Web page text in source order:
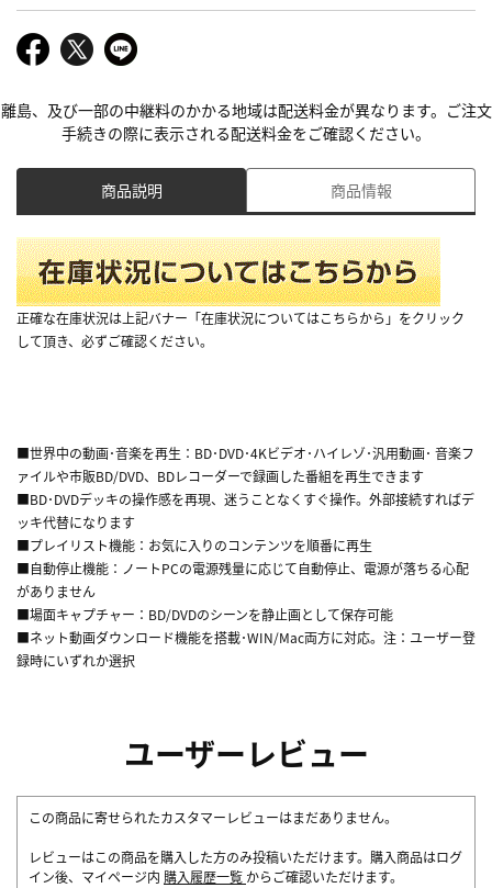
離島、及び一部の中継料のかかる地域は配送料金が異なります。ご注文
手続きの際に表示される配送料金をご確認ください。
商品説明 商品情報
正確な在庫状況は上記バナー「在庫状況についてはこちらから」をクリック
して頂き、必ずご確認ください。
■世界中の動画･音楽を再生：BD･DVD･4Kビデオ･ハイレゾ･汎用動画･ 音楽フ
ァイルや市販BD/DVD、BDレコーダーで録画した番組を再生できます
■BD･DVDデッキの操作感を再現、迷うことなくすぐ操作。外部接続すればデ
ッキ代替になります
■プレイリスト機能：お気に入りのコンテンツを順番に再生
■自動停止機能：ノートPCの電源残量に応じて自動停止、電源が落ちる心配
がありません
■場面キャプチャー：BD/DVDのシーンを静止画として保存可能
■ネット動画ダウンロード機能を搭載･WIN/Mac両方に対応。注：ユーザー登
録時にいずれか選択
ユーザーレビュー
この商品に寄せられたカスタマーレビューはまだありません。
レビューはこの商品を購入した方のみ投稿いただけます。購入商品はログ
イン後、マイページ内 購入履歴一覧 からご確認いただけます。